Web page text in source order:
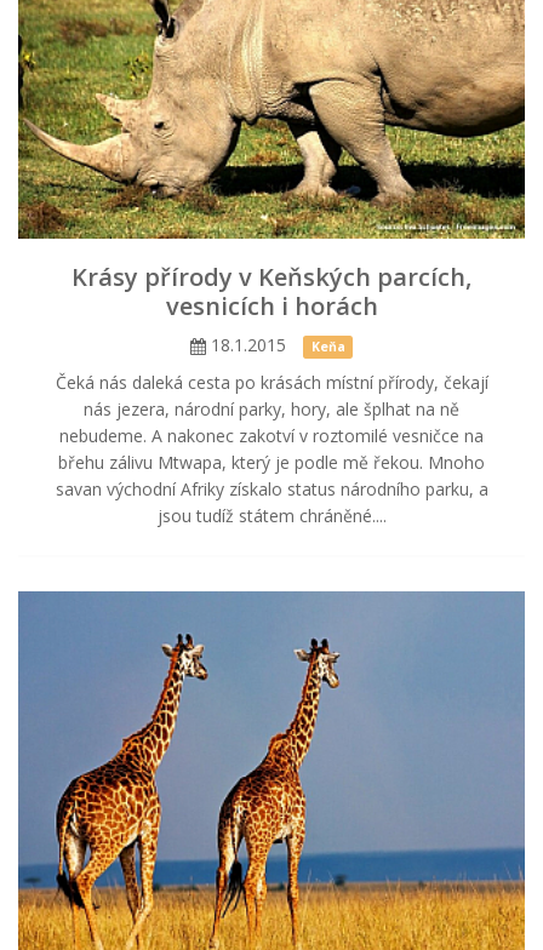
Krásy přírody v Keňských parcích,
vesnicích i horách
18.1.2015 Keňa
Čeká nás daleká cesta po krásách místní přírody, čekají
nás jezera, národní parky, hory, ale šplhat na ně
nebudeme. A nakonec zakotví v roztomilé vesničce na
břehu zálivu Mtwapa, který je podle mě řekou. Mnoho
savan východní Afriky získalo status národního parku, a
jsou tudíž státem chráněné....